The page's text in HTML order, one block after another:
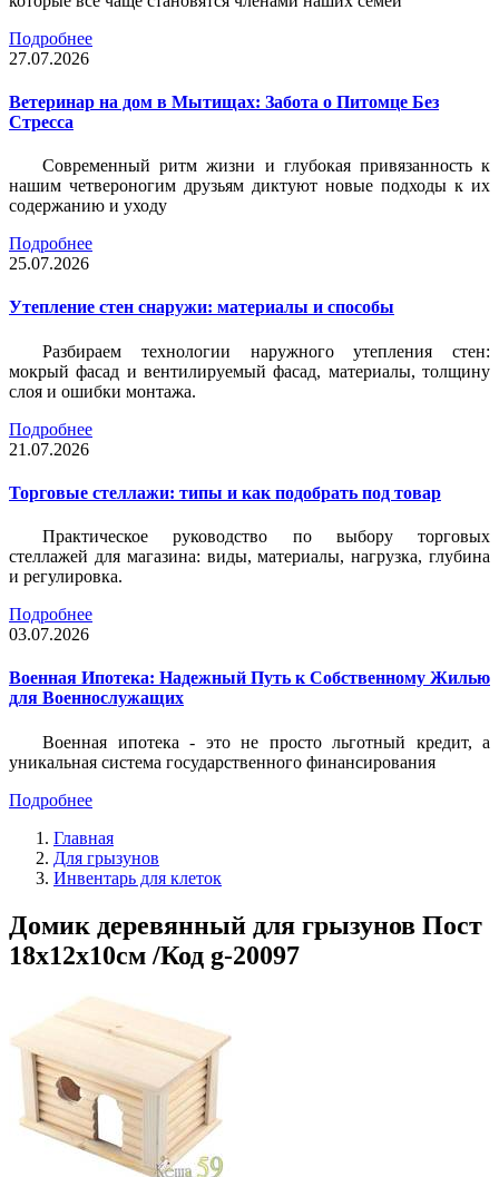
Подробнее
27.07.2026
Ветеринар на дом в Мытищах: Забота о Питомце Без
Стресса
Современный ритм жизни и глубокая привязанность к
нашим четвероногим друзьям диктуют новые подходы к их
содержанию и уходу
Подробнее
25.07.2026
Утепление стен снаружи: материалы и способы
Разбираем технологии наружного утепления стен:
мокрый фасад и вентилируемый фасад, материалы, толщину
слоя и ошибки монтажа.
Подробнее
21.07.2026
Торговые стеллажи: типы и как подобрать под товар
Практическое руководство по выбору торговых
стеллажей для магазина: виды, материалы, нагрузка, глубина
и регулировка.
Подробнее
03.07.2026
Военная Ипотека: Надежный Путь к Собственному Жилью
для Военнослужащих
Военная ипотека - это не просто льготный кредит, а
уникальная система государственного финансирования
Подробнее
Главная
Для грызунов
Инвентарь для клеток
Домик деревянный для грызунов Пост
18x12x10см /Код g-20097